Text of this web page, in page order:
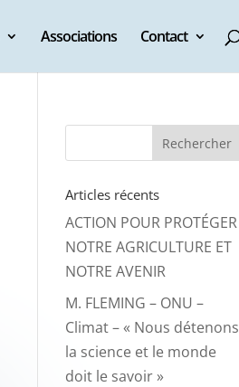
Associations Contact
Articles récents
ACTION POUR PROTÉGER
NOTRE AGRICULTURE ET
NOTRE AVENIR
M. FLEMING – ONU –
Climat – « Nous détenons
la science et le monde
doit le savoir »